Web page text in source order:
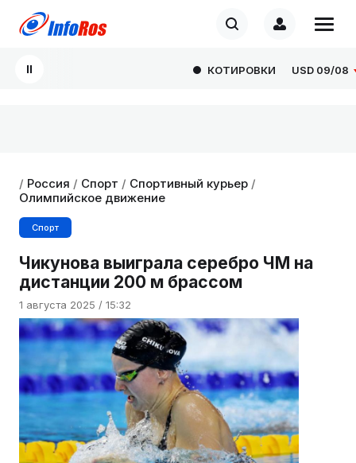
КОТИРОВКИ USD09/08
/ Россия / Спорт / Спортивный курьер /
Олимпийское движение
Спорт
Чикунова выиграла серебро ЧМ на
дистанции 200 м брассом
1 августа 2025 / 15:32